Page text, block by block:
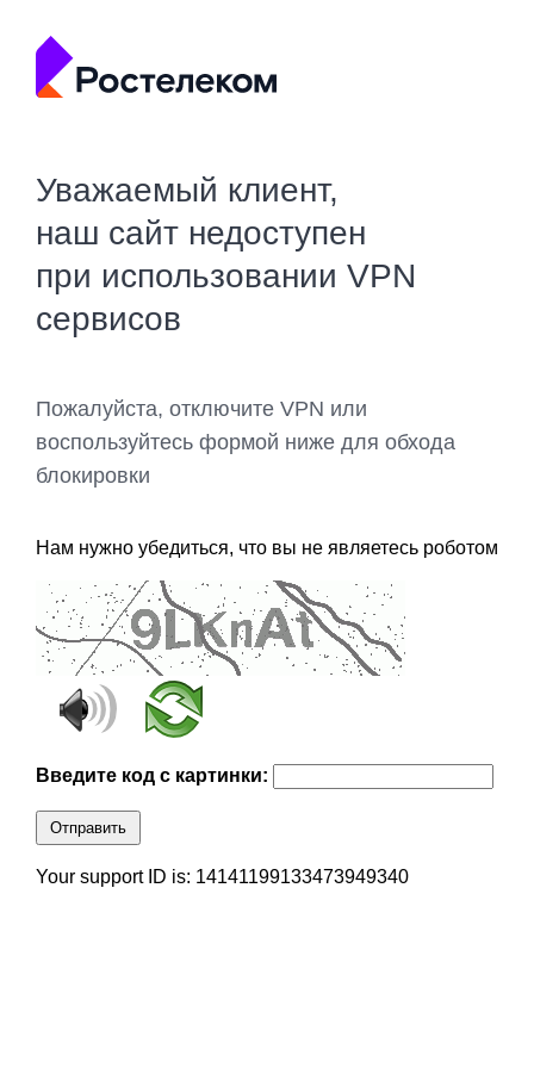
Уважаемый клиент,
наш сайт недоступен
при использовании VPN
сервисов
Пожалуйста, отключите VPN или
воспользуйтесь формой ниже для обхода
блокировки
Нам нужно убедиться, что вы не являетесь роботом
Введите код с картинки:
Отправить
Your support ID is: 14141199133473949340